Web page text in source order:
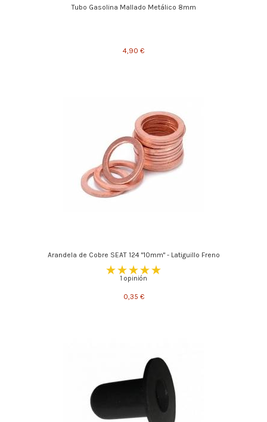
Tubo Gasolina Mallado Metálico 8mm
4,90 €
Arandela de Cobre SEAT 124 "10mm" - Latiguillo Freno
1 opinión
0,35 €